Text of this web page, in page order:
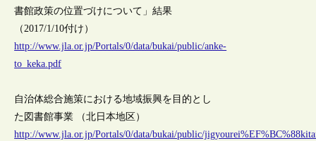
書館政策の位置づけについて」結果
（2017/1/10付け）
http://www.jla.or.jp/Portals/0/data/bukai/public/anke-
to_keka.pdf
自治体総合施策における地域振興を目的とし
た図書館事業 （北日本地区）
http://www.jla.or.jp/Portals/0/data/bukai/public/